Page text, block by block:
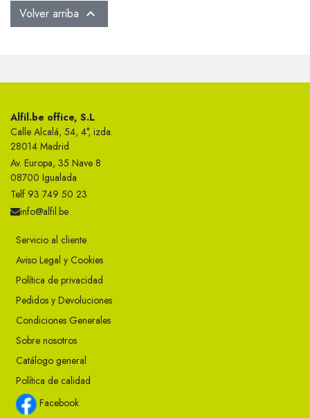
Volver arriba 
Alfil.be office, S.L
Calle Alcalá, 54, 4°, izda.
28014 Madrid
Av. Europa, 35 Nave 8
08700 Igualada
Telf 93 749 50 23
info@alfil.be
Servicio al cliente
Aviso Legal y Cookies
Política de privacidad
Pedidos y Devoluciones
Condiciones Generales
Sobre nosotros
Catálogo general
Política de calidad
Facebook